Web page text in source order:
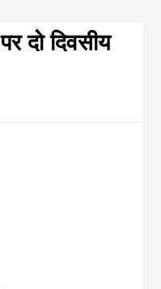
of
दो दिवसीय